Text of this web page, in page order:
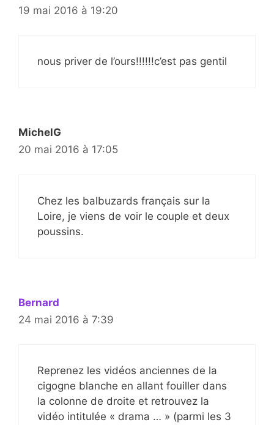
19 mai 2016 à 19:20
nous priver de l’ours!!!!!!c’est pas gentil
MichelG
20 mai 2016 à 17:05
Chez les balbuzards français sur la
Loire, je viens de voir le couple et deux
poussins.
Bernard
24 mai 2016 à 7:39
Reprenez les vidéos anciennes de la
cigogne blanche en allant fouiller dans
la colonne de droite et retrouvez la
vidéo intitulée « drama … » (parmi les 3